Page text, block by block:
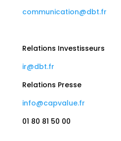
communication@dbt.fr
Relations Investisseurs
ir@dbt.fr
Relations Presse
info@capvalue.fr
01 80 81 50 00